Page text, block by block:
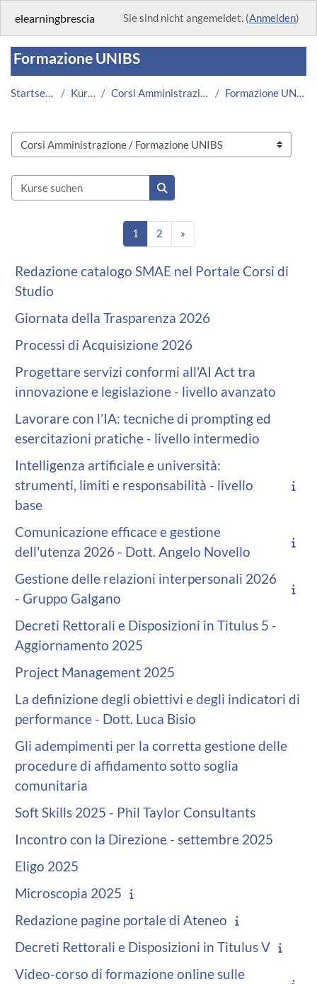
elearningbrescia Sie sind nicht angemeldet. (Anmelden)
Formazione UNIBS
Startseite Kurse Corsi Amministrazione Formazione UNIBS
Kursbereiche
Kurse suchen
Kurse suchen
1 Seite 1
2Seite 2
»Nächste Seite
Redazione catalogo SMAE nel Portale Corsi di
Studio
Giornata della Trasparenza 2026
Processi di Acquisizione 2026
Progettare servizi conformi all'AI Act tra
innovazione e legislazione - livello avanzato
Lavorare con l’IA: tecniche di prompting ed
esercitazioni pratiche - livello intermedio
Intelligenza artificiale e università:
strumenti, limiti e responsabilità - livello
base
Comunicazione efficace e gestione
dell'utenza 2026 - Dott. Angelo Novello
Gestione delle relazioni interpersonali 2026
- Gruppo Galgano
Decreti Rettorali e Disposizioni in Titulus 5 -
Aggiornamento 2025
Project Management 2025
La definizione degli obiettivi e degli indicatori di
performance - Dott. Luca Bisio
Gli adempimenti per la corretta gestione delle
procedure di affidamento sotto soglia
comunitaria
Soft Skills 2025 - Phil Taylor Consultants
Incontro con la Direzione - settembre 2025
Eligo 2025
Microscopia 2025
Redazione pagine portale di Ateneo
Decreti Rettorali e Disposizioni in Titulus V
Video-corso di formazione online sulle